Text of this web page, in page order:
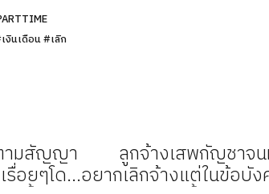
งินเดือน #เลิก
ามสัญญา
อยๆโดย
ลูกจ้างเสพกัญชาจน
อยากเลิกจ้างแต่ในข้อบัง